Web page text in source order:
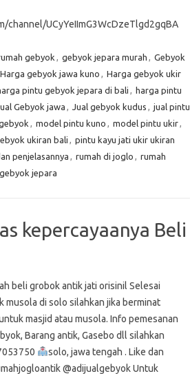
channel/UCyYeIImG3WcDzeTlgd2gqBA
gebyok , gebyok jepara murah , Gebyok
Harga gebyok jawa kuno , Harga gebyok ukir
pintu gebyok jepara di bali , harga pintu
Gebyok jawa , Jual gebyok kudus , jual pintu
, model pintu kuno , model pintu ukir,
ukiran bali , pintu kayu jati ukir ukiran
penjelasannya , rumah di joglo , rumah
jepara
kepercayaanya Beli
beli grobok antik jati orisinil Selesai
musola di solo silahkan jika berminat
masjid atau musola. Info pemesanan
Barang antik, Gasebo dll silahkan
solo, jawa tengah . Like dan
@adijualgebyok Untuk